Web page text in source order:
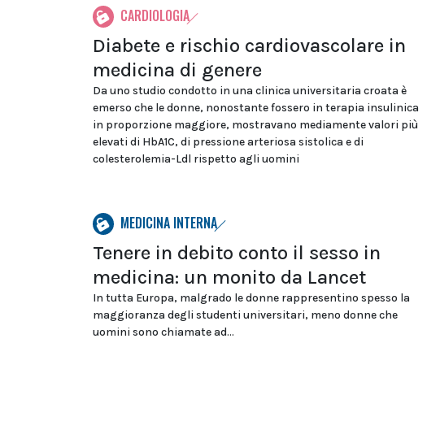
CARDIOLOGIA
Diabete e rischio cardiovascolare in
medicina di genere
Da uno studio condotto in una clinica universitaria croata è
emerso che le donne, nonostante fossero in terapia insulinica
in proporzione maggiore, mostravano mediamente valori più
elevati di HbA1C, di pressione arteriosa sistolica e di
colesterolemia-Ldl rispetto agli uomini
MEDICINA INTERNA
Tenere in debito conto il sesso in
medicina: un monito da Lancet
In tutta Europa, malgrado le donne rappresentino spesso la
maggioranza degli studenti universitari, meno donne che
uomini sono chiamate ad...